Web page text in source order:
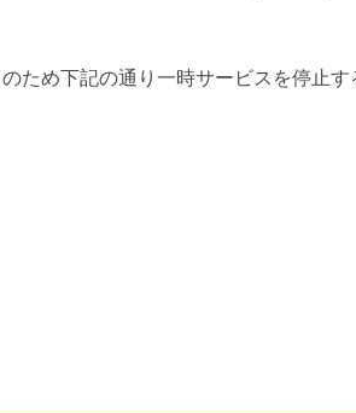
ため下記の通り一時サービスを停止す